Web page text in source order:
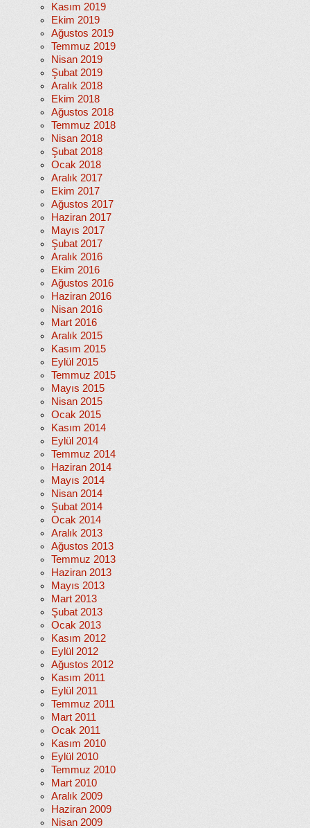
Kasım 2019
Ekim 2019
Ağustos 2019
Temmuz 2019
Nisan 2019
Şubat 2019
Aralık 2018
Ekim 2018
Ağustos 2018
Temmuz 2018
Nisan 2018
Şubat 2018
Ocak 2018
Aralık 2017
Ekim 2017
Ağustos 2017
Haziran 2017
Mayıs 2017
Şubat 2017
Aralık 2016
Ekim 2016
Ağustos 2016
Haziran 2016
Nisan 2016
Mart 2016
Aralık 2015
Kasım 2015
Eylül 2015
Temmuz 2015
Mayıs 2015
Nisan 2015
Ocak 2015
Kasım 2014
Eylül 2014
Temmuz 2014
Haziran 2014
Mayıs 2014
Nisan 2014
Şubat 2014
Ocak 2014
Aralık 2013
Ağustos 2013
Temmuz 2013
Haziran 2013
Mayıs 2013
Mart 2013
Şubat 2013
Ocak 2013
Kasım 2012
Eylül 2012
Ağustos 2012
Kasım 2011
Eylül 2011
Temmuz 2011
Mart 2011
Ocak 2011
Kasım 2010
Eylül 2010
Temmuz 2010
Mart 2010
Aralık 2009
Haziran 2009
Nisan 2009